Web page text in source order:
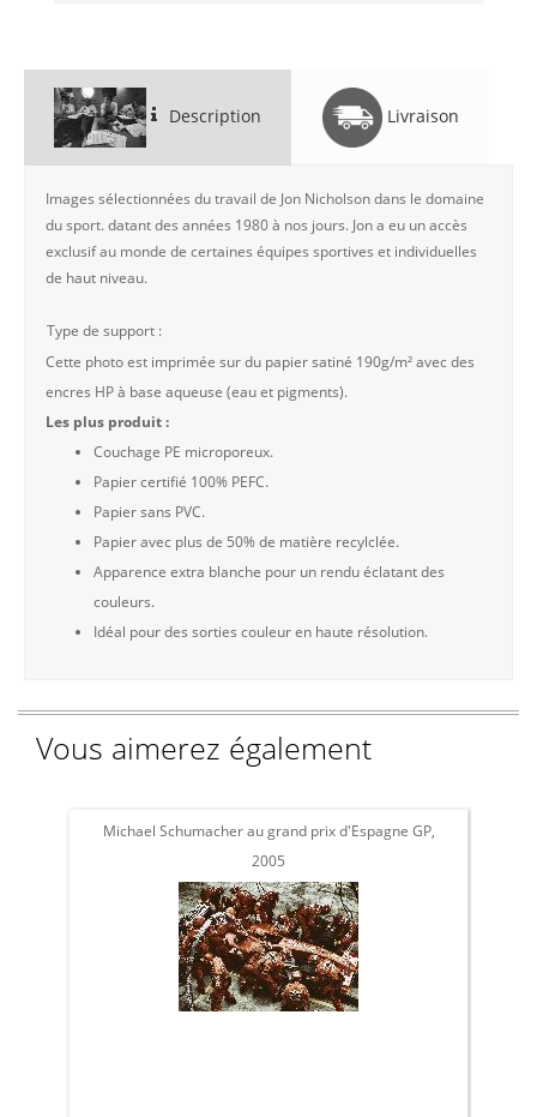
Description Livraison
Images sélectionnées du travail de Jon Nicholson dans le domaine
du sport. datant des années 1980 à nos jours. Jon a eu un accès
exclusif au monde de certaines équipes sportives et individuelles
de haut niveau.
Type de support :
Cette photo est imprimée sur du papier satiné 190g/m² avec des
encres HP à base aqueuse (eau et pigments).
Les plus produit :
Couchage PE microporeux.
Papier certifié 100% PEFC.
Papier sans PVC.
Papier avec plus de 50% de matière recylclée.
Apparence extra blanche pour un rendu éclatant des
couleurs.
Idéal pour des sorties couleur en haute résolution.
Vous aimerez également
Michael Schumacher au grand prix d'Espagne GP,
2005